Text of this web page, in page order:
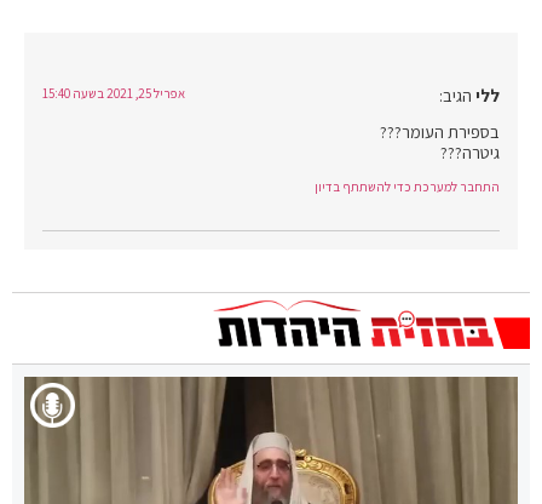
ללי הגיב: אפריל 25, 2021 בשעה 15:40
בספירת העומר???
גיטרה???
התחבר למערכת כדי להשתתף בדיון